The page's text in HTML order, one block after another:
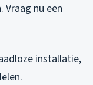
Vraag nu een
installatie,